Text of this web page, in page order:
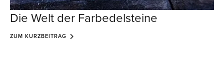
Die Welt der Farbedelsteine
ZUM KURZBEITRAG